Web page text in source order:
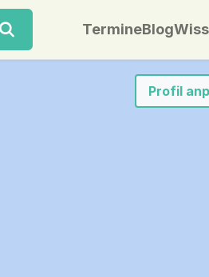
TermineBlog
Profil